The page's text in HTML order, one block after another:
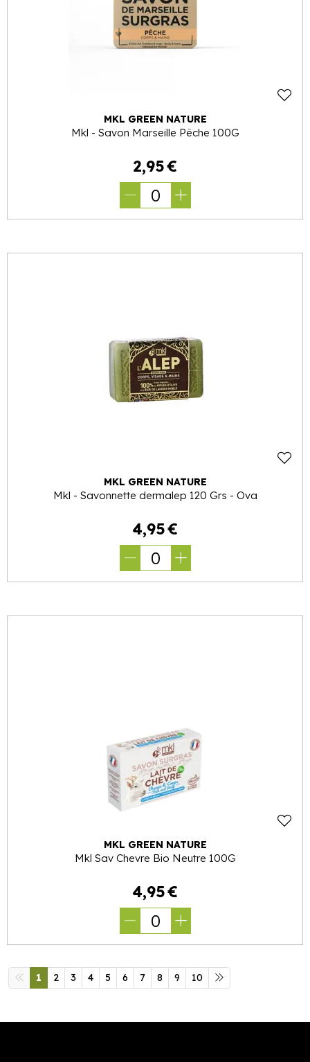
MKL GREEN NATURE
Mkl - Savon Marseille Pêche 100G
2,95€
0
MKL GREEN NATURE
Mkl - Savonnette dermalep 120 Grs - Ova
4,95€
0
MKL GREEN NATURE
Mkl Sav Chevre Bio Neutre 100G
4,95€
0
1 2 3 4 5 6 7 8 9 10